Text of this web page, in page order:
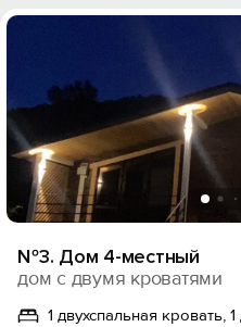
№3. Дом 4-местный
дом с двумя кроватями
1 двухспальная кровать,